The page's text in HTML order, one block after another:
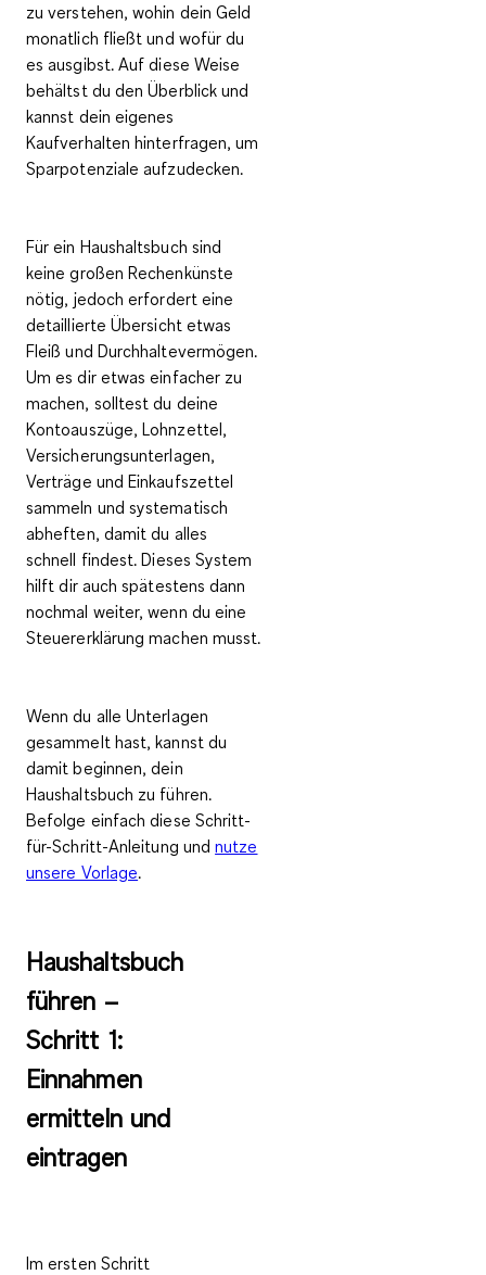
zu verstehen, wohin dein Geld
monatlich fließt und wofür du
es ausgibst. Auf diese Weise
behältst du den Überblick und
kannst dein eigenes
Kaufverhalten hinterfragen, um
Sparpotenziale aufzudecken.
Für ein Haushaltsbuch sind
keine großen Rechenkünste
nötig, jedoch erfordert eine
detaillierte Übersicht etwas
Fleiß und Durchhaltevermögen.
Um es dir etwas einfacher zu
machen, solltest du deine
Kontoauszüge, Lohnzettel,
Versicherungsunterlagen,
Verträge und Einkaufszettel
sammeln und systematisch
abheften, damit du alles
schnell findest. Dieses System
hilft dir auch spätestens dann
nochmal weiter, wenn du eine
Steuererklärung machen musst.
Wenn du alle Unterlagen
gesammelt hast, kannst du
damit beginnen, dein
Haushaltsbuch zu führen.
Befolge einfach diese Schritt-
für-Schritt-Anleitung undnutze
unsere Vorlage.
Haushaltsbuch
führen –
Schritt 1:
Einnahmen
ermitteln und
eintragen
Im ersten Schritt